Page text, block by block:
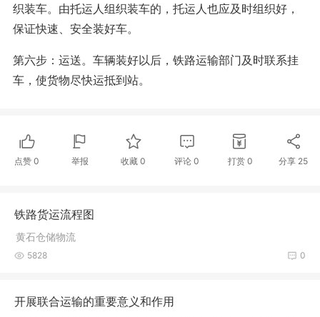
织装车。由托运人组织装车的，托运人也应及时组织好，
保证快速、安全装好车。
第六步：运送。车辆装好以后，铁路运输部门及时联系挂
车，使货物尽快运抵到站。
点赞 0 举报 收藏0 评论 0 打赏 0 分享 25
铁路货运流程图
黄石仓储物流
0
5828
开展联合运输的重要意义和作用